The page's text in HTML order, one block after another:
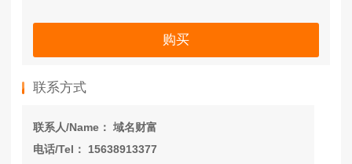
购买
联系方式
联系人/Name： 域名财富
电话/Tel： 15638913377